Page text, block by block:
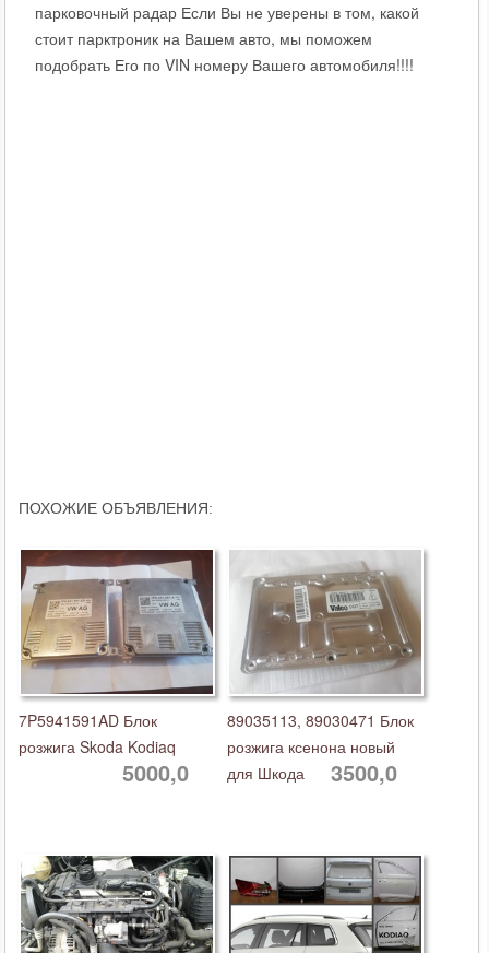
парковочный радар Если Вы не уверены в том, какой
стоит парктроник на Вашем авто, мы поможем
подобрать Его по VIN номеру Вашего автомобиля!!!!
ПОХОЖИЕ ОБЪЯВЛЕНИЯ:
7P5941591AD Блок
розжига Skoda Kodiaq
5000,0
89035113, 89030471 Блок
розжига ксенона новый
для Шкода
3500,0